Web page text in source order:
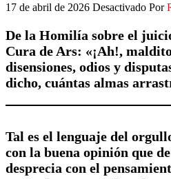
17 de abril de 2026 Desactivado Por
De la Homilía sobre el
Cura de Ars: «¡Ah!,
disensiones, odios y
dicho, cuántas almas
Tal es el lenguaje del
con la buena opinión que
desprecia con el